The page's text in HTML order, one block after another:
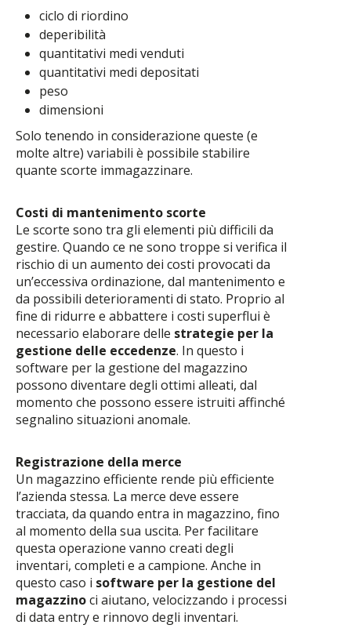
ciclo di riordino
deperibilità
quantitativi medi venduti
quantitativi medi depositati
peso
dimensioni
Solo tenendo in considerazione queste (e
molte altre) variabili è possibile stabilire
quante scorte immagazzinare.
Costi di mantenimento scorte
Le scorte sono tra gli elementi più difficili da
gestire. Quando ce ne sono troppe si verifica il
rischio di un aumento dei costi provocati da
un’eccessiva ordinazione, dal mantenimento e
da possibili deterioramenti di stato. Proprio al
fine di ridurre e abbattere i costi superflui è
necessario elaborare delle strategie per la
gestione delle eccedenze. In questo i
software per la gestione del magazzino
possono diventare degli ottimi alleati, dal
momento che possono essere istruiti affinché
segnalino situazioni anomale.
Registrazione della merce
Un magazzino efficiente rende più efficiente
l’azienda stessa. La merce deve essere
tracciata, da quando entra in magazzino, fino
al momento della sua uscita. Per facilitare
questa operazione vanno creati degli
inventari, completi e a campione. Anche in
questo caso i software per la gestione del
magazzinoci aiutano, velocizzando i processi
di data entry e rinnovo degli inventari.